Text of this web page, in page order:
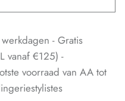
- Gratis
vanaf €125) -
voorraad van AA tot